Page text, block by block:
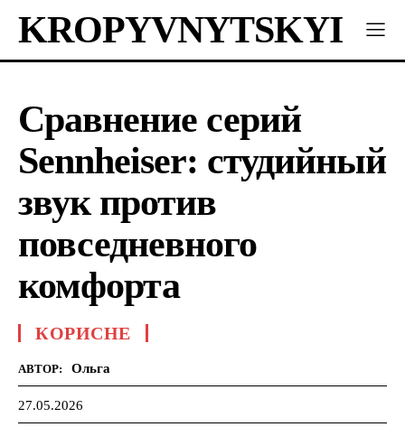
KROPYVNYTSKYI
Сравнение серий
Sennheiser: студийный
звук против
повседневного
комфорта
КОРИСНЕ
АВТОР: Ольга
27.05.2026